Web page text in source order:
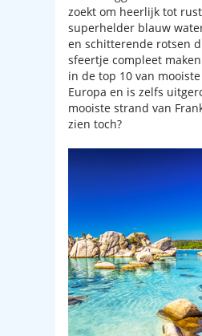
zoekt om heerlijk tot
superhelder blauw
en schitterende rotsen
sfeertje compleet
in de top 10 van
Europa en is zelfs
mooiste strand van
zien toch?